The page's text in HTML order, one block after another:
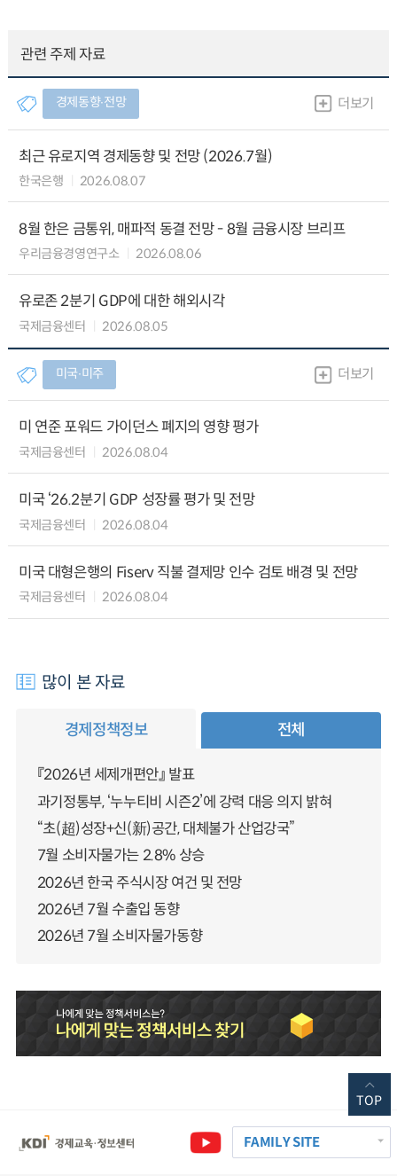
관련 주제 자료
경제동향∙전망 더보기
최근 유로지역 경제동향 및 전망 (2026.7월)
한국은행 2026.08.07
8월 한은 금통위, 매파적 동결 전망 - 8월 금융시장 브리프
우리금융경영연구소 2026.08.06
유로존 2분기 GDP에 대한 해외시각
국제금융센터 2026.08.05
미국∙미주 더보기
미 연준 포워드 가이던스 폐지의 영향 평가
국제금융센터 2026.08.04
미국 ‘26.2분기 GDP 성장률 평가 및 전망
국제금융센터 2026.08.04
미국 대형은행의 Fiserv 직불 결제망 인수 검토 배경 및 전망
국제금융센터 2026.08.04
많이 본 자료
경제정책정보 전체
『2026년 세제개편안』 발표
과기정통부, ‘누누티비 시즌2’에 강력 대응 의지 밝혀
“초(超)성장+신(新)공간, 대체불가 산업강국”
7월 소비자물가는 2.8% 상승
2026년 한국 주식시장 여건 및 전망
2026년 7월 수출입 동향
2026년 7월 소비자물가동향
FAMILY SITE
TOP